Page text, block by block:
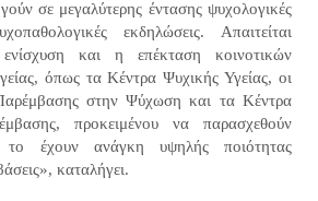
σε μεγαλύτερης έντασης ψυχολογικές
εκδηλώσεις. Απαιτείται
και η επέκταση κοινοτικών
όπως τα Κέντρα Ψυχικής Υγείας, οι
στην Ψύχωση και τα Κέντρα
προκειμένου να παρασχεθούν
έχουν ανάγκη υψηλής ποιότητας
καταλήγει.